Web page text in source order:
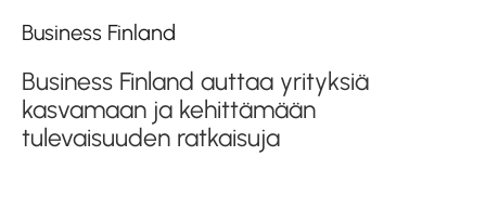
Business Finland
Business Finland auttaa yrityksiä
kasvamaan ja kehittämään
tulevaisuuden ratkaisuja